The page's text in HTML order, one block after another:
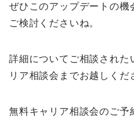
ぜひこのアップデートの
ご検討くださいね。
詳細についてご相談された
リア相談会までお越しくだ
無料キャリア相談会のご予